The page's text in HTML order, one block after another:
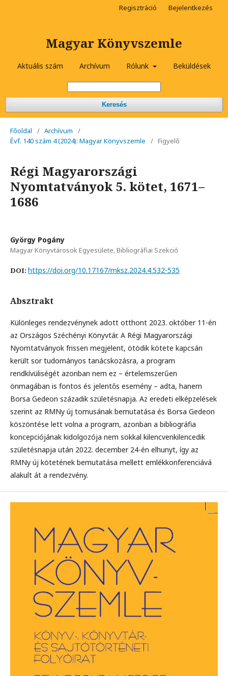
Magyar Könyvszemle
Aktuális szám Archívum Rólunk Beküldések
Keresés
Regisztráció Bejelentkezés
Főoldal / Archívum
/
Évf. 140 szám 4 (2024): Magyar Könyvszemle
/ Figyelő
Régi Magyarországi
Nyomtatványok 5. kötet, 1671–
1686
György Pogány
Magyar Könyvtárosok Egyesülete, Bibliográfiai Szekció
DOI: https://doi.org/10.17167/mksz.2024.4.532-535
Absztrakt
Különleges rendezvénynek adott otthont 2023. október 11-én
az Országos Széchényi Könyvtár. A Régi Magyarországi
Nyomtatványok frissen megjelent, ötödik kötete kapcsán
került sor tudományos tanácskozásra, a program
rendkívüliségét azonban nem ez – értelemszerűen
önmagában is fontos és jelentős esemény – adta, hanem
Borsa Gedeon századik születésnapja. Az eredeti elképzelések
szerint az RMNy új tomusának bemutatása és Borsa Gedeon
köszöntése lett volna a program, azonban a bibliográfia
koncepciójának kidolgozója nem sokkal kilencvenkilencedik
születésnapja után 2022. december 24-én elhunyt, így az
RMNy új kötetének bemutatása mellett emlékkonferenciává
alakult át a rendezvény.